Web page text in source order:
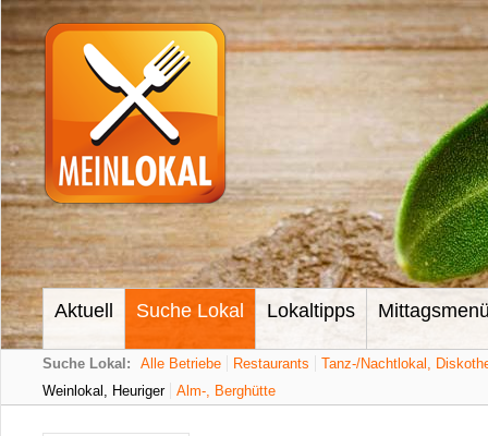
Aktuell Suche Lokal Lokaltipps
Suche Lokal: Alle Betriebe Restaurants
Tanz-/Nachtlokal,
Weinlokal, Heuriger
Alm-, Berghütte